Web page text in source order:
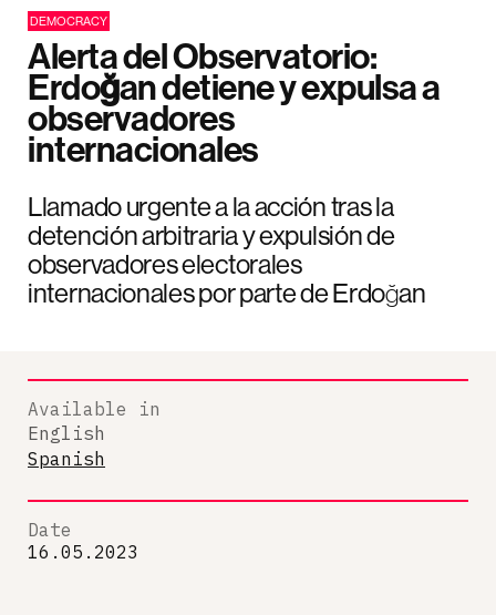
DEMOCRACY
Alerta del Observatorio:
Erdoğan detiene y expulsa a
observadores
internacionales
Llamado urgente a la acción tras la
detención arbitraria y expulsión de
observadores electorales
internacionales por parte de Erdoğan
Available in
English
Spanish
Date
16.05.2023